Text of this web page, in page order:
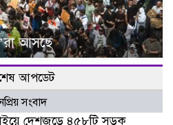
আসছে
আপডেট
সংবাদ
দেশজুড়ে ৪৫৮টি সড়ক